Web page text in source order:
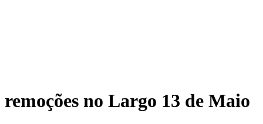
remoções no Largo 13 de Maio